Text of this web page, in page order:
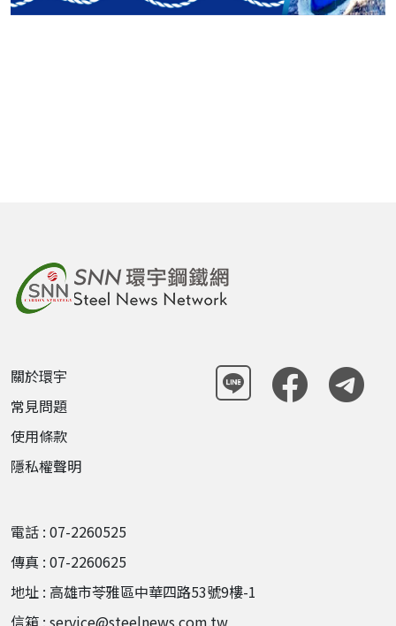
關於環宇
常見問題
使用條款
隱私權聲明
電話 : 07-2260525
傳真 : 07-2260625
地址 : 高雄市苓雅區中華四路53號9樓-1
信箱 : service@steelnews.com.tw